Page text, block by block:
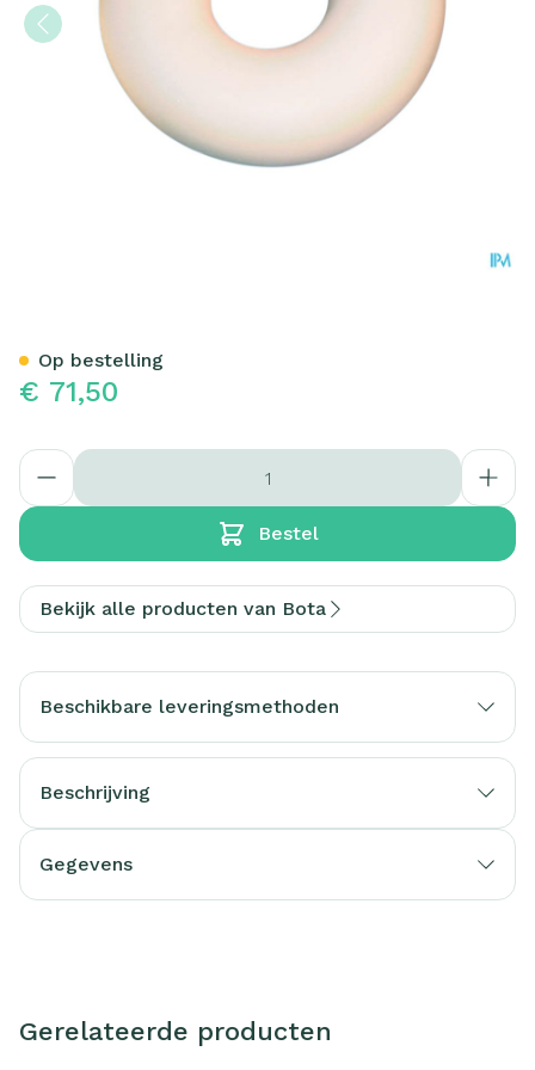
€ 71,50
Aantal
Bestel
Op bestelling
Bekijk alle producten van Bota
Beschikbare leveringsmethoden
Beschrijving
Gegevens
Gerelateerde producten